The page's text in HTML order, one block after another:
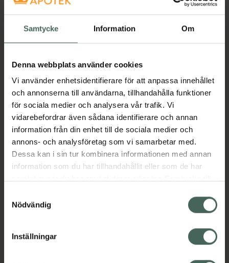
Samtycke Information Om
Denna webbplats använder cookies
Vi använder enhetsidentifierare för att anpassa innehållet
och annonserna till användarna, tillhandahålla funktioner
för sociala medier och analysera vår trafik. Vi
vidarebefordrar även sådana identifierare och annan
information från din enhet till de sociala medier och
annons- och analysföretag som vi samarbetar med.
Dessa kan i sin tur kombinera informationen med annan
information som du har tillhandahållit eller som de har
återkalla ditt samtycke via webbplatsens
cookieinställningar. Ett återkallat samtycke påverkar inte
lagligheten av behandling som skett innan återkallelsen.
Nödvändig
Inställningar
Köp via ditt recept
Fler produkter från Alvedon
Beskrivning Dölj
Läs alltid bipacksedeln innan
användning.
EAN:05054563048189
Visa